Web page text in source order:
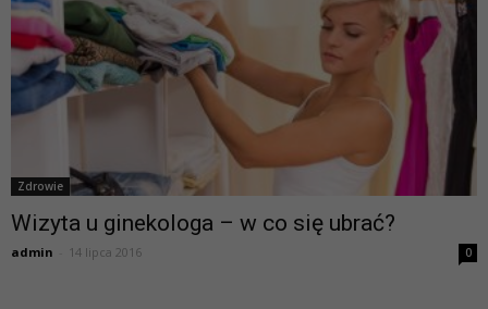
Zdrowie
Wizyta u ginekologa – w co się ubrać?
admin 14 lipca 2016 0